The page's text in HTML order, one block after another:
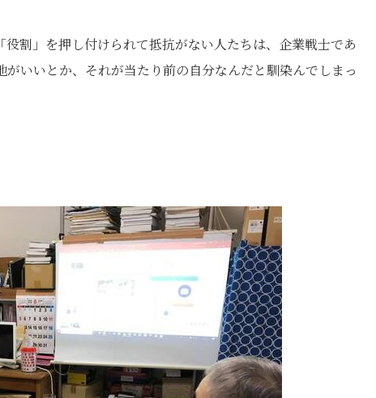
割」を押し付けられて抵抗がない人たちは、企業戦士であ
いいとか、それが当たり前の自分なんだと馴染んでしまっ